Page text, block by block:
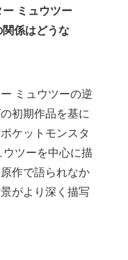
ー ミュウツー
係はどうな
ミュウツーの逆
初期作品を基に
ケットモンスタ
ツーを中心に描
作で語られなか
がより深く描写